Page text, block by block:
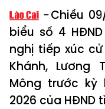
Chiều
biểu số 4
nghị tiếp xúc cử
Khánh, Lương
Mông trước
2026 của HĐND